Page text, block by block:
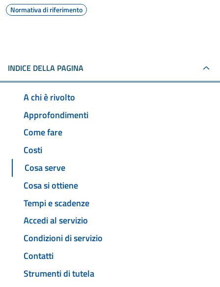
Normativa di riferimento
INDICE DELLA PAGINA
A chi è rivolto
Approfondimenti
Come fare
Costi
Cosa serve
Cosa si ottiene
Tempi e scadenze
Accedi al servizio
Condizioni di servizio
Contatti
Strumenti di tutela